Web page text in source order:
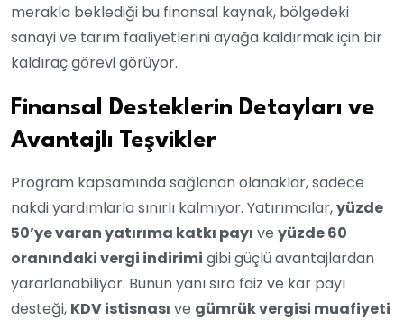
merakla beklediği bu finansal kaynak, bölgedeki
sanayi ve tarım faaliyetlerini ayağa kaldırmak için bir
kaldıraç görevi görüyor.
Finansal Desteklerin Detayları ve
Avantajlı Teşvikler
Program kapsamında sağlanan olanaklar, sadece
nakdi yardımlarla sınırlı kalmıyor. Yatırımcılar,yüzde
50’ye varan yatırıma katkı payı ve yüzde 60
oranındaki vergi indirimi gibi güçlü avantajlardan
yararlanabiliyor. Bunun yanı sıra faiz ve kar payı
desteği, KDV istisnası ve gümrük vergisi muafiyeti